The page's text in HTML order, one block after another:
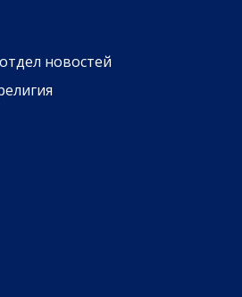
новостей